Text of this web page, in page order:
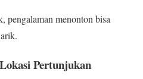
pengalaman menonton bisa
Pertunjukan